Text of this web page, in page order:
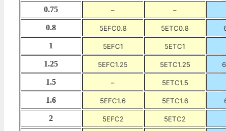
0.75 – –
0.8 5EFC0.8 5ETC0.8
1 5EFC1 5ETC1
1.25 5EFC1.25 5ETC1.25
1.5 – 5ETC1.5
1.6 5EFC1.6 5ETC1.6
2 5EFC2 5ETC2